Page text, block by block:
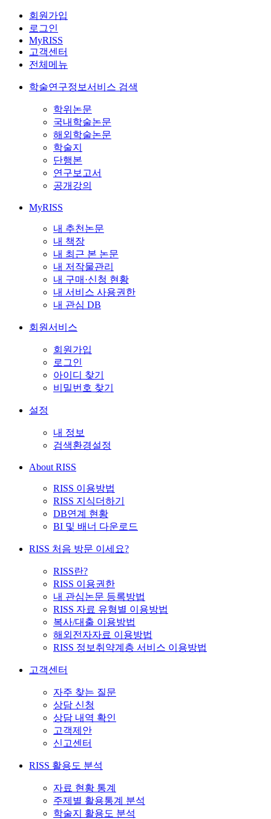
회원가입
로그인
MyRISS
고객센터
전체메뉴
학술연구정보서비스 검색
학위논문
국내학술논문
해외학술논문
학술지
단행본
연구보고서
공개강의
MyRISS
내 추천논문
내 책장
내 최근 본 논문
내 저작물관리
내 구매·신청 현황
내 서비스 사용권한
내 관심 DB
회원서비스
회원가입
로그인
아이디 찾기
비밀번호 찾기
설정
내 정보
검색환경설정
About RISS
RISS 이용방법
RISS 지식더하기
DB연계 현황
BI 및 배너 다운로드
RISS 처음 방문 이세요?
RISS란?
RISS 이용권한
내 관심논문 등록방법
RISS 자료 유형별 이용방법
복사/대출 이용방법
해외전자자료 이용방법
RISS 정보취약계층 서비스 이용방법
고객센터
자주 찾는 질문
상담 신청
상담 내역 확인
고객제안
신고센터
RISS 활용도 분석
자료 현황 통계
주제별 활용통계 분석
학술지 활용도 분석